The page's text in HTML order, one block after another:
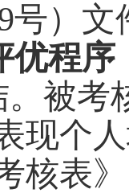
号）文
优程序
。被
现个
核表